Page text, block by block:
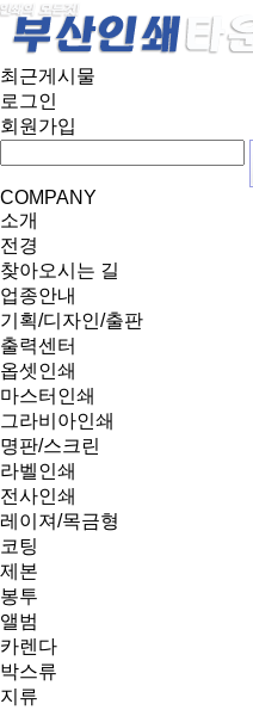
최근게시물
로그인
회원가입
COMPANY
소개
전경
찾아오시는 길
업종안내
기획/디자인/출판
출력센터
옵셋인쇄
마스터인쇄
그라비아인쇄
명판/스크린
라벨인쇄
전사인쇄
레이져/목금형
코팅
제본
봉투
앨범
카렌다
박스류
지류